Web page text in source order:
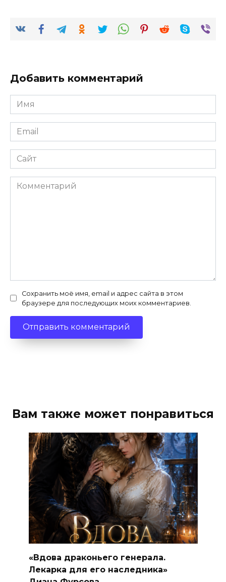
Добавить комментарий
Имя
*
Email
*
Сайт
Комментарий
Сохранить моё имя, email и адрес сайта в этом
браузере для последующих моих комментариев.
Вам также может понравиться
«Вдова драконьего генерала.
Лекарка для его наследника»